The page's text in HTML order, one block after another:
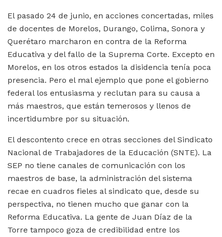
El pasado 24 de junio, en acciones concertadas, miles
de docentes de Morelos, Durango, Colima, Sonora y
Querétaro marcharon en contra de la Reforma
Educativa y del fallo de la Suprema Corte. Excepto en
Morelos, en los otros estados la disidencia tenía poca
presencia. Pero el mal ejemplo que pone el gobierno
federal los entusiasma y reclutan para su causa a
más maestros, que están temerosos y llenos de
incertidumbre por su situación.
El descontento crece en otras secciones del Sindicato
Nacional de Trabajadores de la Educación (SNTE). La
SEP no tiene canales de comunicación con los
maestros de base, la administración del sistema
recae en cuadros fieles al sindicato que, desde su
perspectiva, no tienen mucho que ganar con la
Reforma Educativa. La gente de Juan Díaz de la
Torre tampoco goza de credibilidad entre los